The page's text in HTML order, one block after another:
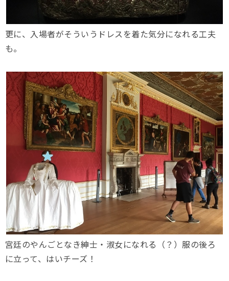
更に、入場者がそういうドレスを着た気分になれる工夫
も。
宮廷のやんごとなき紳士・淑女になれる（？）服の後ろ
に立って、はいチーズ！